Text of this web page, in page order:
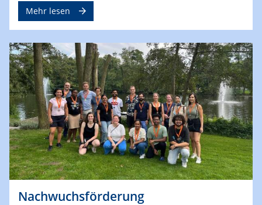
Mehr lesen
Nachwuchsförderung